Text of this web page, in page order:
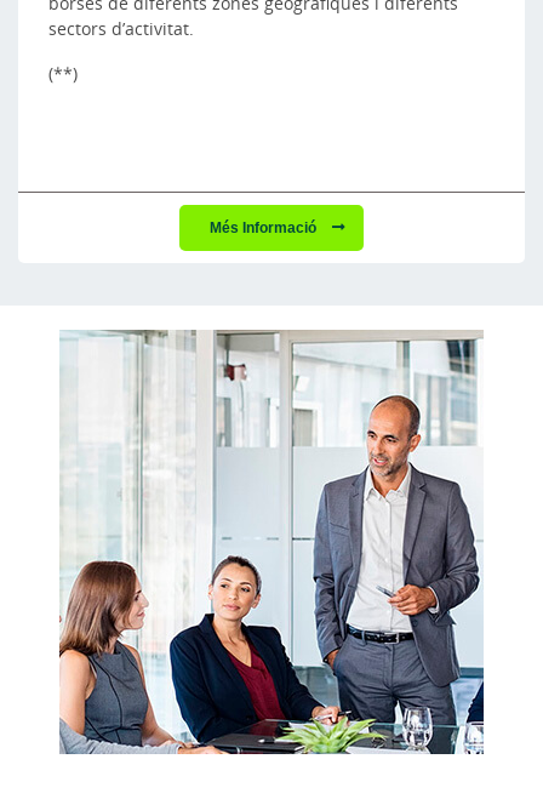
sectors d’activitat.
(**)
Més Informació